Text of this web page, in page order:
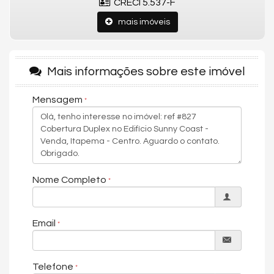
- Área privativa aproximada: 229m²
- Previsão de entrega: fevereiro/2027
- Living
- Área de serviço
- CONFIGURAÇÃO DOS APARTAMENTOS:
- Apartamentos Tipo:
4 suítes, 3 vagas de garagem, área privativa aproximada
de 372,00m².
CRECI 5.537-F
mais imóveis
Mais informações sobre este imóvel
Mensagem
Nome Completo
Email
Telefone